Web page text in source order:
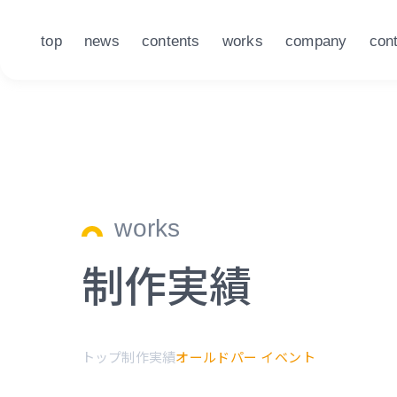
top news contents works company
works
制作実績
トップ制作実績オールドパー イベント